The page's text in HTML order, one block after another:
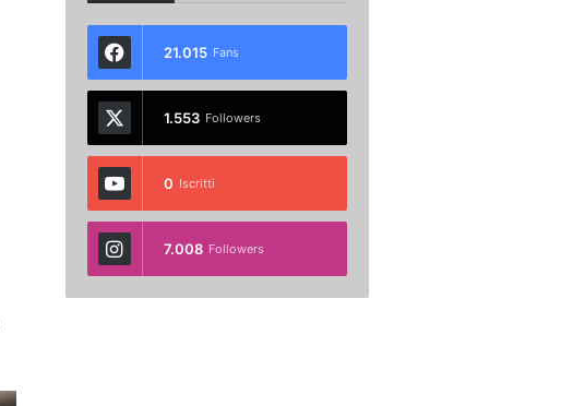
21.015 Fans
1.553 Followers
0 Iscritti
7.008 Followers